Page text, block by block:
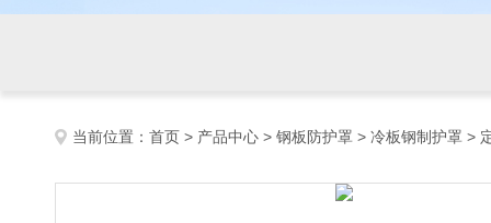
当前位置： 首页 > 产品中心 > 钢板防护罩 > 冷板钢制护罩 >